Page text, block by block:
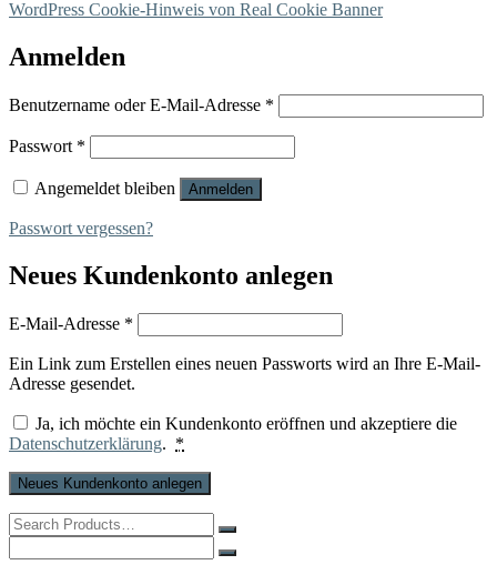
WordPress Cookie-Hinweis von Real Cookie Banner
Anmelden
Benutzername oder E-Mail-Adresse *
Passwort *
Angemeldet bleiben Anmelden
Passwort vergessen?
Neues Kundenkonto anlegen
E-Mail-Adresse *
Ein Link zum Erstellen eines neuen Passworts wird an Ihre E-Mail-
Adresse gesendet.
Ja, ich möchte ein Kundenkonto eröffnen und akzeptiere die
Datenschutzerklärung. *
Neues Kundenkonto anlegen
Search
for:
for: